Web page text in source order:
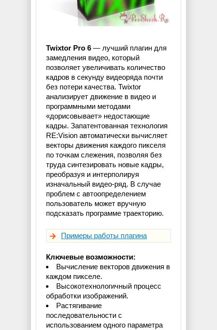
Twixtor Pro 6 — лучший плагин для
замедления видео, который
позволяет увеличивать количество
кадров в секунду видеоряда почти
без потери качества. Twixtor
анализирует движение в видео и
программными методами
«дорисовывает» недостающие
кадры. Запатентованная технология
RE:Vision автоматически вычисляет
векторы движения каждого пикселя
по точкам слежения, позволяя без
труда синтезировать новые кадры,
преобразуя и интерполируя
изначальный видео-ряд. В случае
проблем с автоопределением
пользователь может вручную
подсказать программе траекторию.
Примеры работы плагина
Ключевые возможности:
Вычисление векторов движения в
каждом пикселе.
Высокотехнологичный процесс
обработки изображений.
Растягивание
последовательности с
использованием одного параметра